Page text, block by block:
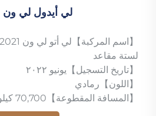
لي أيدول لي ون 2021
لستة مقاعد
【تاريخ التسجيل】يونيو ٢٠٢٢
【اللون】رمادي
【المسافة المقطوعة】70,700 كيلومتر